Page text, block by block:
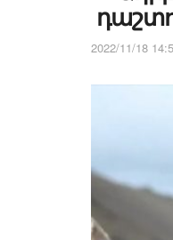
2022/11/18